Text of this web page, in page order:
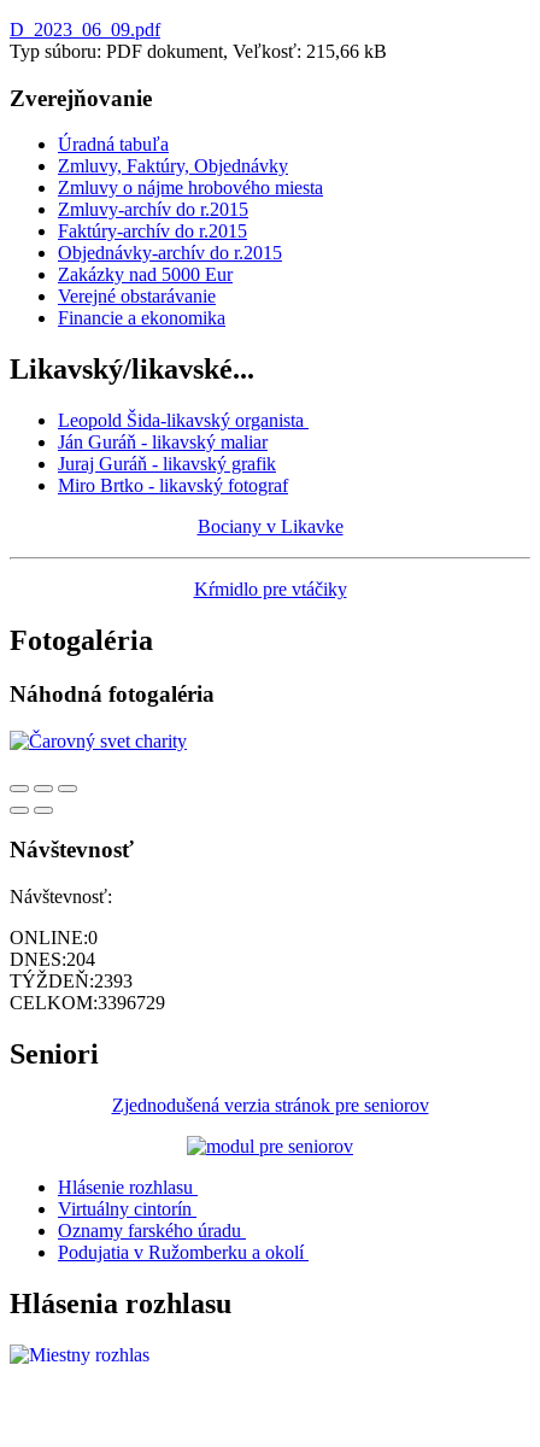
D_2023_06_09.pdf
Typ súboru: PDF dokument, Veľkosť: 215,66 kB
Zverejňovanie
Úradná tabuľa
Zmluvy, Faktúry, Objednávky
Zmluvy o nájme hrobového miesta
Zmluvy-archív do r.2015
Faktúry-archív do r.2015
Objednávky-archív do r.2015
Zakázky nad 5000 Eur
Verejné obstarávanie
Financie a ekonomika
Likavský/likavské...
Leopold Šida-likavský organista
Ján Guráň - likavský maliar
Juraj Guráň - likavský grafik
Miro Brtko - likavský fotograf
Bociany v Likavke
Kŕmidlo pre vtáčiky
Fotogaléria
Náhodná fotogaléria
Návštevnosť
Návštevnosť:
ONLINE:0
DNES:204
TÝŽDEŇ:2393
CELKOM:3396729
Seniori
Zjednodušená verzia stránok pre seniorov
Hlásenie rozhlasu
Virtuálny cintorín
Oznamy farského úradu
Podujatia v Ružomberku a okolí
Hlásenia rozhlasu